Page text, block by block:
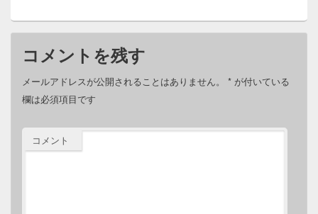
コメントを残す
メールアドレスが公開されることはありません。 * が付いている
欄は必須項目です
コメント